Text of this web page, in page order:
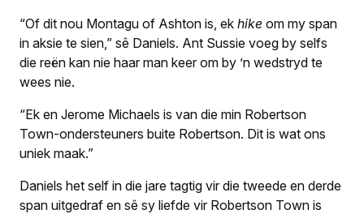
“Of dit nou Montagu of Ashton is, ek hike om my span
in aksie te sien,” sê Daniels. Ant Sussie voeg by selfs
die reën kan nie haar man keer om by ’n wedstryd te
wees nie.
“Ek en Jerome Michaels is van die min Robertson
Town-ondersteuners buite Robertson. Dit is wat ons
uniek maak.”
Daniels het self in die jare tagtig vir die tweede en derde
span uitgedraf en sê sy liefde vir Robertson Town is